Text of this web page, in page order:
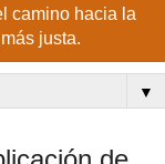
camino hacia la
justa.
▼